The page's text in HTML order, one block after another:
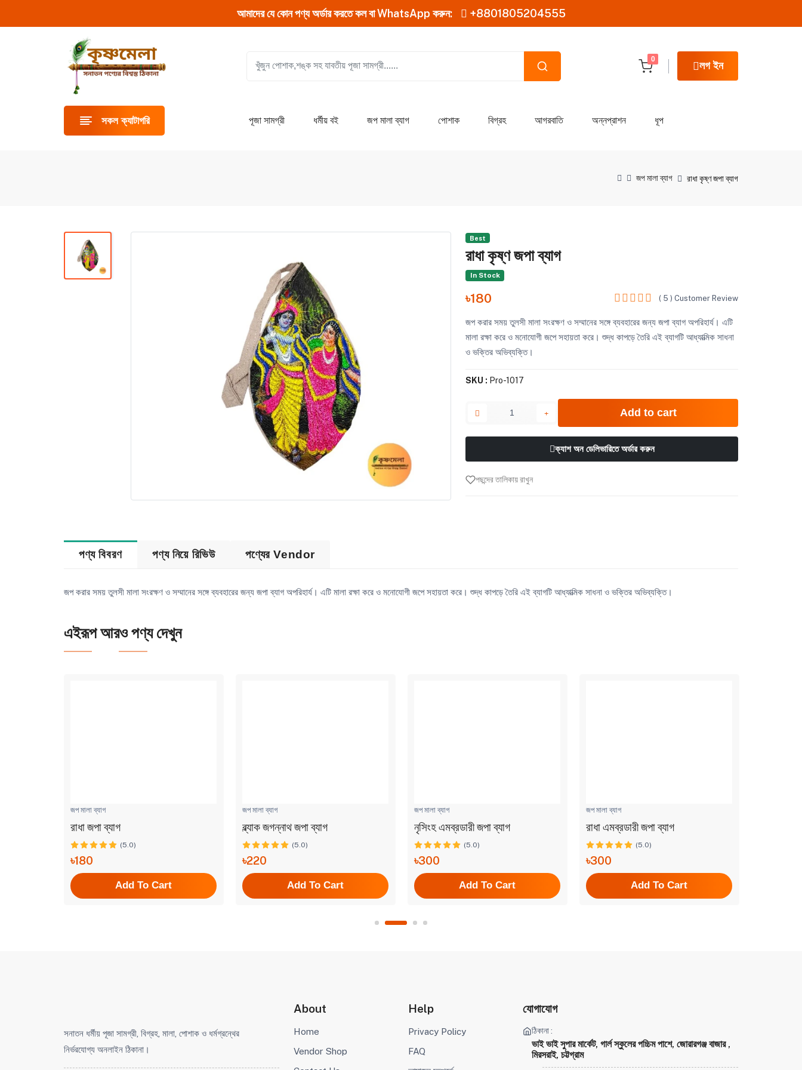
আমাদের যে কোন পণ্য অর্ডার করতে কল বা WhatsApp করুন: +8801805204555
0
লগ ইন
সকল ক্যাটাগরি পূজা সামগ্রী ধর্মীয় বই জপ মালা ব্যাগ পোশাক বিগ্রহ আগরবাতি অন্নপ্রাশন ধূপ
জপ মালা ব্যাগ রাধা কৃষ্ণ জপা ব্যাগ
Best
রাধা কৃষ্ণ জপা ব্যাগ
In Stock
৳180 ( 5 ) Customer Review
জপ করার সময় তুলসী মালা সংরক্ষণ ও সম্মানের সঙ্গে ব্যবহারের জন্য জপা ব্যাগ অপরিহার্য। এটি
মালা রক্ষা করে ও মনোযোগী জপে সহায়তা করে। শুদ্ধ কাপড়ে তৈরি এই ব্যাগটি আধ্যাত্মিক সাধনা
ও ভক্তির অভিব্যক্তি।
SKU : Pro-1017
Add to cart
ক্যাশ অন ডেলিভারিতে অর্ডার করুন
পছন্দের তালিকায় রাখুন
পণ্য বিবরণ পণ্য নিয়ে রিভিউ পণ্যের Vendor
জপ করার সময় তুলসী মালা সংরক্ষণ ও সম্মানের সঙ্গে ব্যবহারের জন্য জপা ব্যাগ অপরিহার্য। এটি মালা রক্ষা করে ও মনোযোগী জপে সহায়তা করে। শুদ্ধ কাপড়ে তৈরি এই ব্যাগটি আধ্যাত্মিক সাধনা ও ভক্তির অভিব্যক্তি।
এইরূপ আরও পণ্য দেখুন
জপ মালা ব্যাগ
রাধা জপা ব্যাগ
(5.0)
৳180
Add To Cart
জপ মালা ব্যাগ
ব্ল্যাক জগন্নাথ জপা ব্যাগ
(5.0)
৳220
Add To Cart
জপ মালা ব্যাগ
নৃসিংহ এমব্রডারী জপা ব্যাগ
(5.0)
৳300
Add To Cart
জপ মালা ব্যাগ
রাধা এমব্রডারী জপা ব্যাগ
(5.0)
৳300
Add To Cart
সনাতন ধর্মীয় পূজা সামগ্রী, বিগ্রহ, মালা, পোশাক ও ধর্মগ্রন্থের
নির্ভরযোগ্য অনলাইন ঠিকানা।
About
Home
Vendor Shop
Help
Privacy Policy
FAQ
যোগাযোগ
ঠিকানা :
ভাই ভাই সুপার মার্কেট, গার্ল স্কুলের পচ্চিম পাশে, জোরারগঞ্জ বাজার ,
মিরসরাই, চট্টগ্রাম